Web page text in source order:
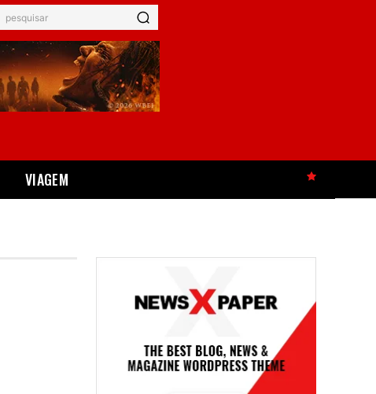
pesquisar
VIAGEM